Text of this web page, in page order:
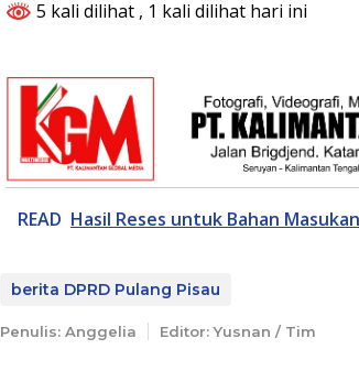
5 kali dilihat , 1 kali dilihat hari ini
READ Hasil Reses untuk Bahan
berita DPRD Pulang Pisau
Penulis: Anggelia Editor: Yusnan / Tim